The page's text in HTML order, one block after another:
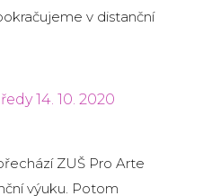
v distanční
14. 10. 2020
ZUŠ Pro Arte
výuku. Potom